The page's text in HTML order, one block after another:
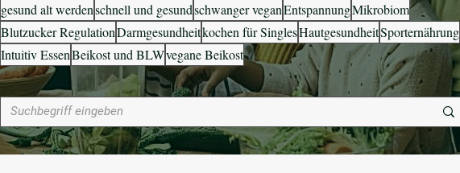
gesund alt werdenschnell und gesundschwanger veganEntspannungMikrobiom
Blutzucker RegulationDarmgesundheitkochen für SinglesHautgesundheitSporternährung
Intuitiv EssenBeikost und BLWvegane Beikost